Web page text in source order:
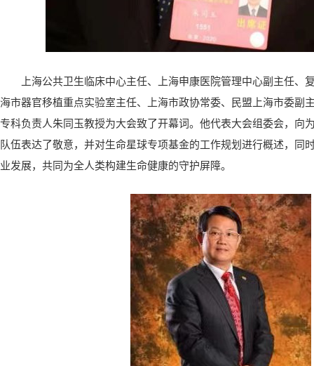
上海公共卫生临床中心主任、上海申康医院管理中心副主任、
海市器官移植重点实验室主任、上海市政协常委、民盟上海市委副
专科负责人朱同玉教授为大会致了开幕词。他代表大会组委会，向
队伍表达了敬意，并对生命星球专项基金的工作规划进行概述，同
业发展，共同为全人类构建生命健康的守护屏障。